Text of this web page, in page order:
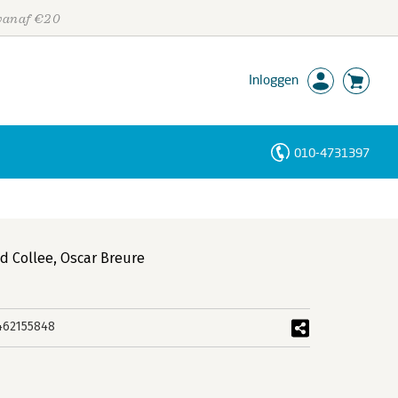
€20
Inloggen
010-4731397
Collee,Oscar Breure
Personen